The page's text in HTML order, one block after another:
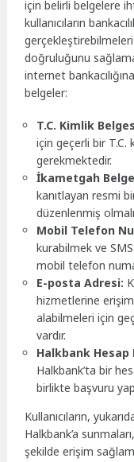
için belirli belgelere
kullanıcıların
gerçekleştirebilmeleri
doğruluğunu
internet
belgeler:
T.C. Kimlik
için geçerli bir T.C.
gerekmektedir.
İkametgah
kanıtlayan resmi
düzenlenmiş
Mobil Telefon
kurabilmek ve
mobil telefon
E-posta Adresi:
hizmetlerine
alabilmeleri için
vardır.
Halkbank Hesap
Halkbank’ta bir
birlikte başvuru
Kullanıcıların,
Halkbank’a
şekilde erişim